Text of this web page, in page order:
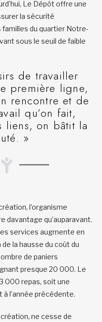
Le Dépôt offre une
la sécurité
du quartier Notre-
sous le seuil de faible
de travailler
première ligne,
rencontre et de
qu’on fait,
liens, on bâtit la
»
l’organisme
davantage qu’auparavant.
services augmente en
la hausse du coût du
de paniers
presque 20 000. Le
000 repas, soit une
l’année précédente.
création, ne cesse de